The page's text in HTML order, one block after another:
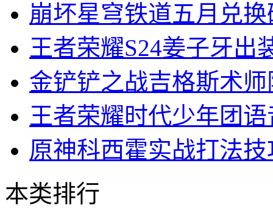
崩坏星穹铁道五月兑
王者荣耀S24姜子牙出
金铲铲之战吉格斯术
王者荣耀时代少年团
原神科西霍实战打法
本类排行